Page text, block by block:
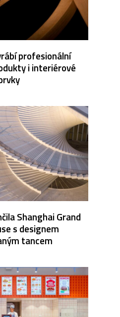
profesionální
i interiérové
Shanghai Grand
s designem
tancem